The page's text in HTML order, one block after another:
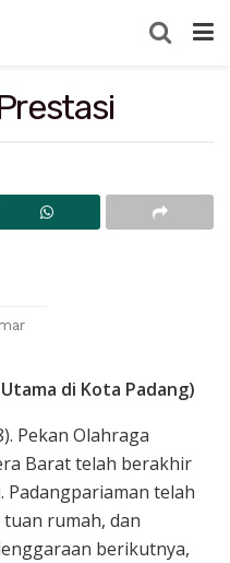
di Kota Padang)
Pekan Olahraga
Barat telah berakhir
telah
rumah, dan
berikutnya,